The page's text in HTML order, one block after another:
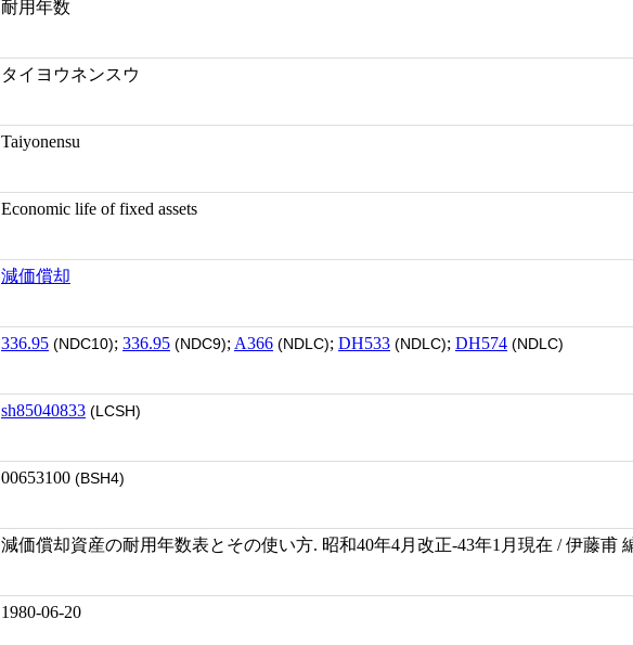
耐用年数
タイヨウネンスウ
Taiyonensu
Economic life of fixed assets
減価償却
336.95 (NDC10); 336.95 (NDC9); A366 (NDLC); DH533 (NDLC); DH574 (NDLC)
sh85040833 (LCSH)
00653100 (BSH4)
減価償却資産の耐用年数表とその使い方. 昭和40年4月改正-43年1月現在 / 伊藤甫
1980-06-20